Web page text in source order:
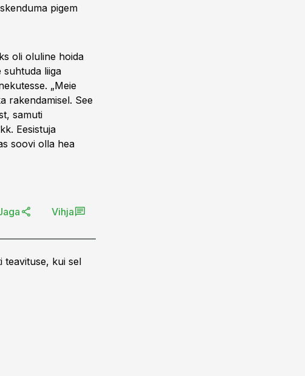
pigem
oli oluline hoida
liiga
„Meie
rakendamisel. See
samuti
Eesistuja
soovi olla hea
Vihja
teavituse, kui sel